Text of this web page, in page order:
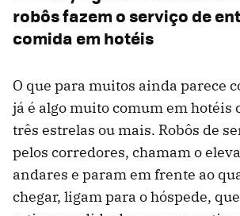
robôs fazem o serviço de
comida em hotéis
O que para muitos ainda parece
já é algo muito comum em hotéis
três estrelas ou mais. Robôs de
pelos corredores, chamam o
andares e param em frente ao
chegar, ligam para o hóspede,